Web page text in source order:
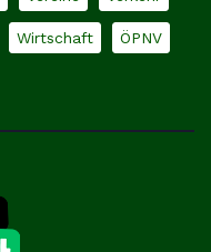
Wirtschaft ÖPNV